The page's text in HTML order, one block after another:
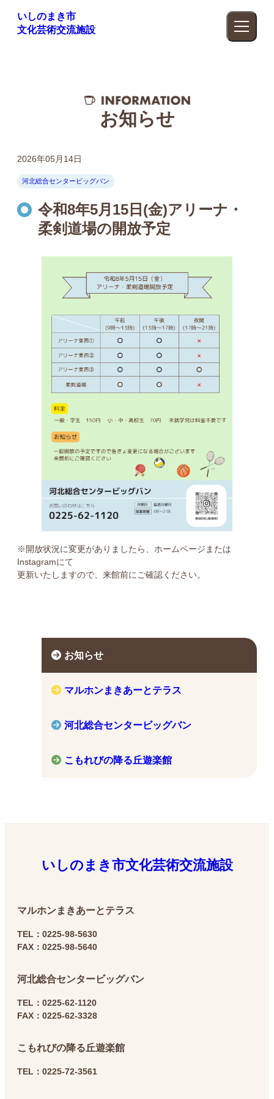
いしのまき市
文化芸術交流施設
お知らせ
2026年05月14日
河北総合センタービッグバン
令和8年5月15日(金)アリーナ・
柔剣道場の開放予定
※開放状況に変更がありましたら、ホームページまたは
Instagramにて
更新いたしますので、来館前にご確認ください。
お知らせ
マルホンまきあーとテラス
河北総合センタービッグバン
こもれびの降る丘遊楽館
いしのまき市文化芸術交流施設
マルホンまきあーとテラス
TEL：0225-98-5630
FAX：0225-98-5640
河北総合センタービッグバン
TEL：0225-62-1120
FAX：0225-62-3328
こもれびの降る丘遊楽館
TEL：0225-72-3561